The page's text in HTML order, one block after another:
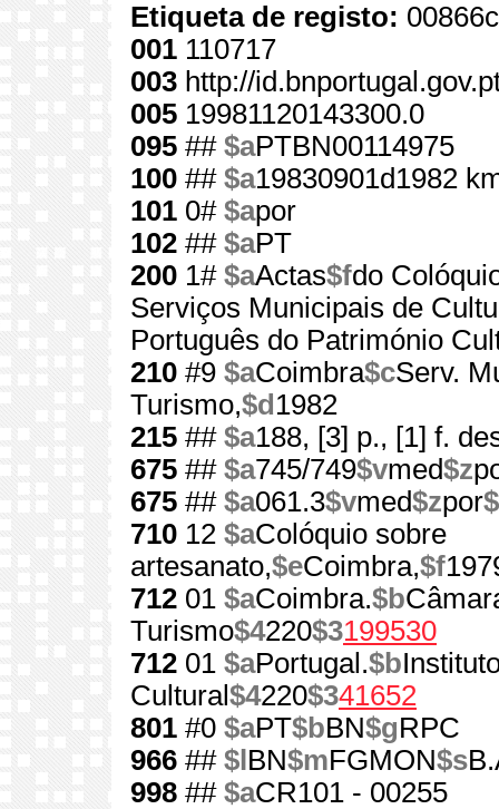
Etiqueta de registo:
001 110717
003 http://
005 19981120143300.0
095 ## $aPTBN00114975
100 ## $a19830901d1982
101 0# $apor
102 ## $aPT
200 1# $aActas$fdo
Serviços Municipais de
Português do Património
210 #9 $aCoimbra$cServ.
Turismo,$d 1982
215 ## $a188, [3] p., [1] f.
675 ## $a745/749$vmed$z
675 ## $a061.3$vmed$zpor
710 12 $aColóquio sobre
artesanato,$eCoimbra,$f
712 01 $aCoimbra.$b
Turismo$4220$3199530
712 01 $aPortugal.$b
Cultural$4220$341652
801 #0 $aPT$bBN$gRPC
966 ## $l BN$mFGMON$s
998 ## $aCR101 - 00255